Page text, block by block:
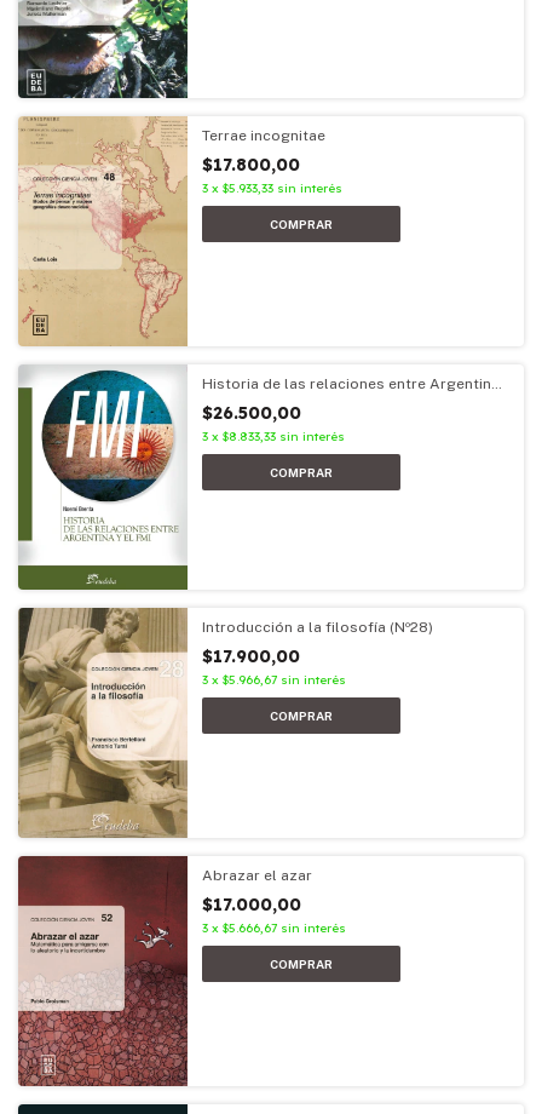
Terrae incognitae
$17.800,00
3 x $5.933,33 sin interés
Historia de las relaciones entre Argentina
$26.500,00
3 x $8.833,33 sin interés
Introducción a la filosofía (Nº28)
$17.900,00
3 x $5.966,67 sin interés
Abrazar el azar
$17.000,00
3 x $5.666,67 sin interés